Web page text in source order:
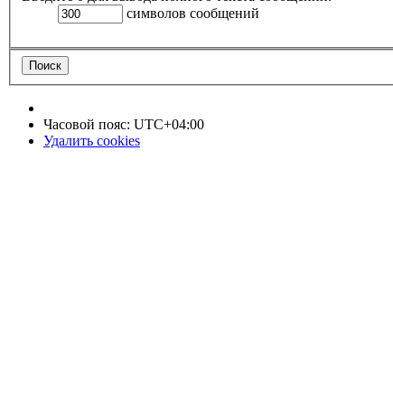
символов сообщений
Часовой пояс: UTC+04:00
Удалить cookies